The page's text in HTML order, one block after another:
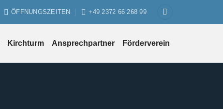
ÖFFNUNGSZEITEN +49 2372 66 268 99
Kirchturm Ansprechpartner Förderverein